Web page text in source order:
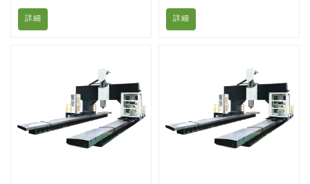
を精密に制御できる高度な
CNC加工装置であり、複雑な
械には、2つの回転軸（通常
はA軸とB軸）が追加されて
いるため、工具をあらゆる角
度からワークピースに近づけ
ることができ、加工の柔軟性
と効率が大幅に向上します。
詳細
タープレーナーフライス盤
CNC加工センターは、複合材
Advanced Materials
Technologyが研究開発に継
続的に投資した結果である高
度な構造設計と採用された高
度な技術ソリューションによ
り、剛性、長期にわたる精
詳細